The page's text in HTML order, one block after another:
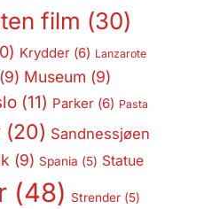
film (30)
Krydder(6) Lanzarote
Museum (9)
(11) Parker(6) Pasta
(20) Sandnessjøen
(9) Spania (5) Statue
(48) Strender(5)